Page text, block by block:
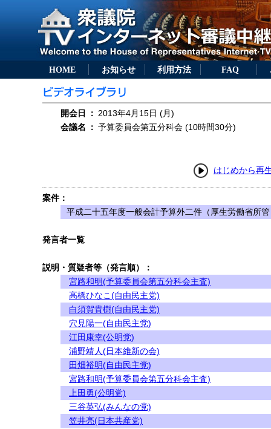
HOME お知らせ 利用方法 FAQ
開会日 ： 2013年4月15日 (月)
会議名
： 予算委員会第五分科会 (10時間30分)
はじめから再
案件：
平成二十五年度一般会計予算外二件（厚生労働省所
発言者一覧
説明・質疑者等（発言順）：
宮路和明(予算委員会第五分科会主査)
高橋ひなこ(自由民主党)
白須賀貴樹(自由民主党)
穴見陽一(自由民主党)
江田康幸(公明党)
浦野靖人(日本維新の会)
田畑裕明(自由民主党)
宮路和明(予算委員会第五分科会主査)
上田勇(公明党)
三谷英弘(みんなの党)
笠井亮(日本共産党)